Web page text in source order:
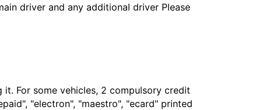
driver and any additional driver Please
For some vehicles, 2 compulsory credit
"electron", "maestro", "ecard" printed